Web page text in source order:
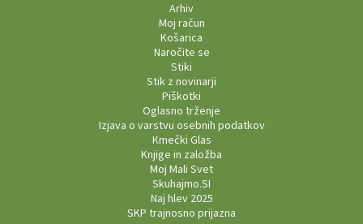
Arhiv
Moj račun
Košarica
Naročite se
Stiki
Stik z novinarji
Piškotki
Oglasno trženje
Izjava o varstvu osebnih podatkov
Kmečki Glas
Knjige in založba
Moj Mali Svet
Skuhajmo.SI
Naj hlev 2025
SKP trajnosno prijazna